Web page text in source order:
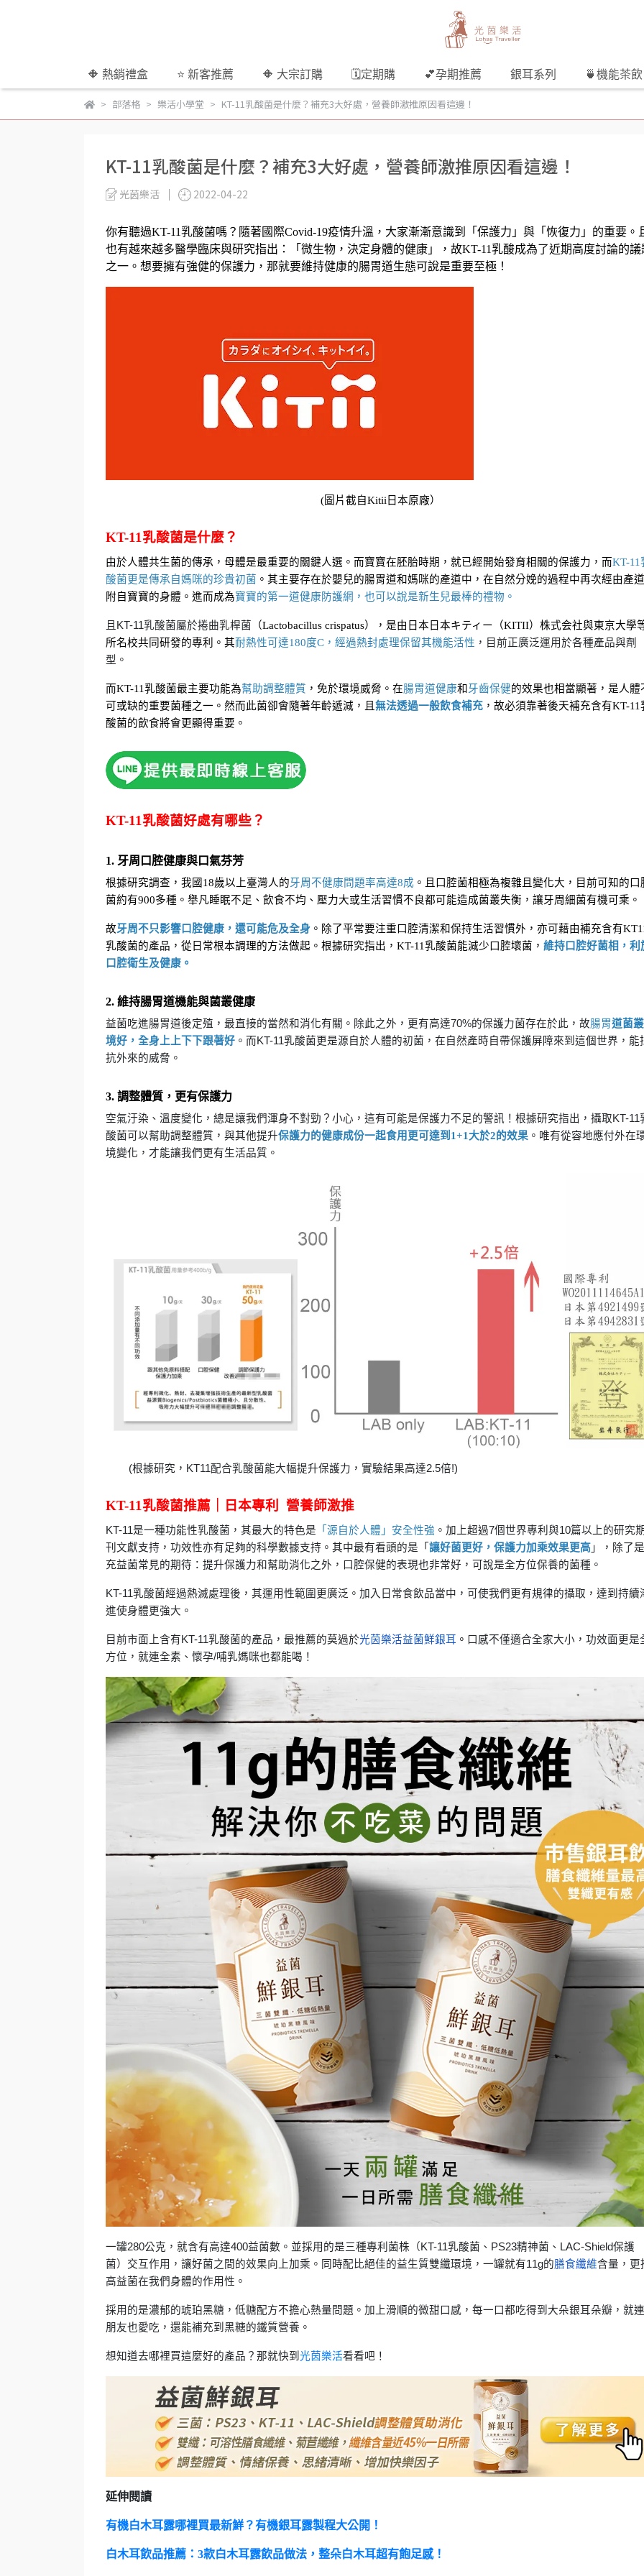
🔶 熱銷禮盒 ⭐ 新客推薦 🔶 大宗訂購 🗓️定期購 💕孕期推薦 銀耳系列 🍵機能茶飲
部落格 樂活小學堂 KT-11乳酸菌是什麼？補充3大好處，營養師激推原因看這邊！
KT-11乳酸菌是什麼？補充3大好處，營養師激推原因看這邊！
光茵樂活 2022-04-22
你有聽過KT-11乳酸菌嗎？ 隨著國際Covid-19疫情升溫，大家漸漸意識到「保護力」與「恢復力」的重要。
也有越來越多醫學臨床與研究指出：「微生物，決定身體的健康」，故KT-11乳酸成為了近期高度討論的議
之一。想要擁有強健的保護力，那就要維持健康的腸胃道生態可說是重要至極！
(圖片截自Kitii日本原廠）
KT-11乳酸菌是什麼？
由於人體共生菌的傳承，母體是最重要的關鍵人選。而寶寶在胚胎時期，就已經開始發育相關的保護力，而KT-11
酸菌更是傳承自媽咪的珍貴初菌 。其主要存在於嬰兒的腸胃道和媽咪的產道中，在自然分娩的過程中再次經由產
附自寶寶的身體。進而成為寶寶的第一道健康防護網，也可以說是新生兒最棒的禮物。
且KT-11乳酸菌屬於捲曲乳桿菌
（Lactobacillus crispatus），是由日本日本キティー（KITII）株式会社與東京大學
所名校共同研發的專利。其耐熱性可達180度C，經過熱封處理保留其機能活性 ，目前正廣泛運用於各種產品與劑
型。
而KT-11乳酸菌最主要功能為幫助調整體質 ，免於環境威脅。在腸胃道健康和 牙齒保健的效果也相當顯著，是人體
可或缺的重要菌種之一。然而此菌卻會隨著年齡遞減，且 無法透過一般飲食補充 ，故必須靠著後天補充含有KT-11
酸菌的飲食將會更顯得重要。
KT-11乳酸菌好處有哪些？
1. 牙周口腔健康與口氣芬芳
根據研究調查，我國18歲以上臺灣人的牙周不健康問題率高達8成 。且口腔菌相極為複雜且變化大，目前可知的口
菌約有900多種。舉凡睡眠不足、飲食不均、壓力大或生活習慣不良都可能造成菌叢失衡，讓牙周細菌有機可乘。
故牙周不只影響口腔健康，還可能危及全身 。 除了平常要注重口腔清潔和保持生活習慣外，亦可藉由補充含有
乳酸菌的產品，從日常根本調理的方法做起。根據研究指出，KT-11乳酸菌能減少口腔壞菌， 維持口腔好菌相，利
口腔衛生及健康。
2. 維持腸胃道機能與菌叢健康
益菌吃進腸胃道後定殖，最直接的當然和消化有關。除此之外，更有高達70%的保護力菌存在於此，故腸胃道菌
境好，全身上上下下跟著好 。而KT-11乳酸菌更是源自於人體的初菌，在自然產時自帶保護屏障來到這個世界，能
抗外來的威脅。
3. 調整體質，更有保護力
空氣汙染、溫度變化，總是讓我們渾身不對勁？小心，這有可能是保護力不足的警訊！根據研究指出，攝取KT-11
酸菌可以幫助調整體質，與其他提升保護力的健康成份一起食用更可達到1+1大於2的效果 。唯有從容地應付外在
境變化，才能讓我們更有生活品質。
(根據研究，KT11配合乳酸菌能大幅提升保護力，實驗結果高達2.5倍!)
KT-11乳酸菌推薦｜日本專利 營養師激推
KT-11是一種功能性乳酸菌，其最大的特色是 「源自於人體」安全性強 。加上超過7個世界專利與10篇以上的研究
刊文獻支持，功效性亦有足夠的科學數據支持。其中最有看頭的是「 讓好菌更好，保護力加乘效果更高 」，除了
充益菌常見的期待：提升保護力和幫助消化之外，口腔保健的表現也非常好，可說是全方位保養的菌種。
KT-11乳酸菌經過熱滅處理後，其運用性範圍更廣泛。加入日常食飲品當中，可使我們更有規律的攝取，達到持續
進使身體更強大。
目前市面上含有KT-11乳酸菌的產品，最推薦的莫過於光茵樂活益菌鮮銀耳 。 口感不僅適合全家大小，功效面更是
方位，就連全素、懷孕/哺乳媽咪也都能喝！
一罐280公克，就含有高達400益菌數。並採用的是三種專利菌株（KT-11乳酸菌、PS23精神菌、LAC-Shield保護
菌）交互作用，讓好菌之間的效果向上加乘。同時配比絕佳的益生質雙纖環境，一罐就有11g的膳食纖維含量，更
高益菌在我們身體的作用性。
採用的是濃郁的琥珀黑糖，低糖配方不擔心熱量問題。加上滑順的微甜口感，每一口都吃得到大朵銀耳朵瓣，就
朋友也愛吃，還能補充到黑糖的鐵質營養。
想知道去哪裡買這麼好的產品？那就快到 光茵樂活看看吧！
延伸閱讀
有機白木耳露哪裡買最新鮮？有機銀耳露製程大公開！
白木耳飲品推薦：3款白木耳露飲品做法，整朵白木耳超有飽足感！